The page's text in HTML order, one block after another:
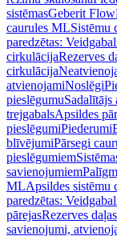
sistēmasGeberit
caurules MLSistēmu
paredzētas:
cirkulācijaRezerves
cirkulācija
atvienojamiNoslēgi
pieslēgumuSadalītājs
trejgabalsApsildes
pieslēgumiPiederumi
blīvējumiPārsegi
pieslēgumiem
savienojumiem
MLApsildes sistēmu
paredzētas:
pārejasRezerves
savienojumi,